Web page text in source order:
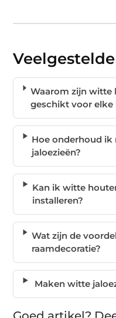
Waarom zijn witte
geschikt voor elke
Hoe onderhoud
jaloezieën?
Kan ik witte
installeren?
Wat zijn de
raamdecoratie?
Maken witte